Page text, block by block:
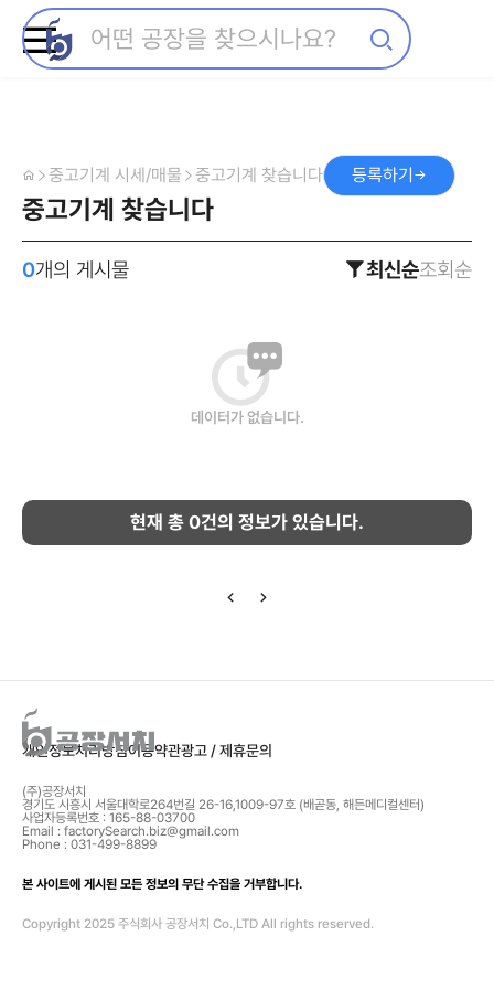
중고기계 찾습니다
중고기계 시세/매물 중고기계 찾습니다 등록하기
0개의 게시물 최신순조회순
데이터가 없습니다.
현재 총 0건의 정보가 있습니다.
개인정보처리방침이용약관광고 / 제휴문의
(주)공장서치
경기도 시흥시 서울대학로264번길 26-16,1009-97호 (배곧동, 해든메디컬센터)
사업자등록번호 : 165-88-03700
Email : factorySearch.biz@gmail.com
Phone : 031-499-8899
본 사이트에 게시된 모든 정보의 무단 수집을 거부합니다.
Copyright 2025 주식회사 공장서치 Co.,LTD All rights reserved.